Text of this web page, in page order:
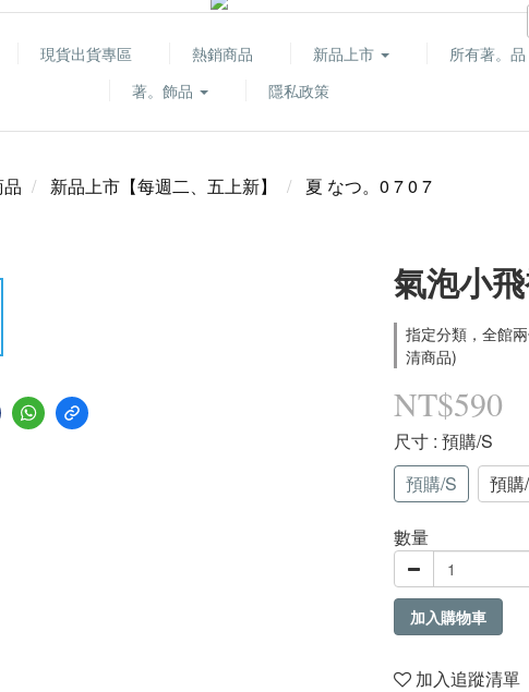
現貨出貨專區 熱銷商品 新品上市 所有著。品
著。飾品
隱私政策
新品上市【每週二、五上新】 夏 なつ。0 7 0 7
氣泡小
指定分類，全館
清商品)
NT$590
尺寸 : 預購/S
預購/S
預購
數量
加入購物車
加入追蹤清單